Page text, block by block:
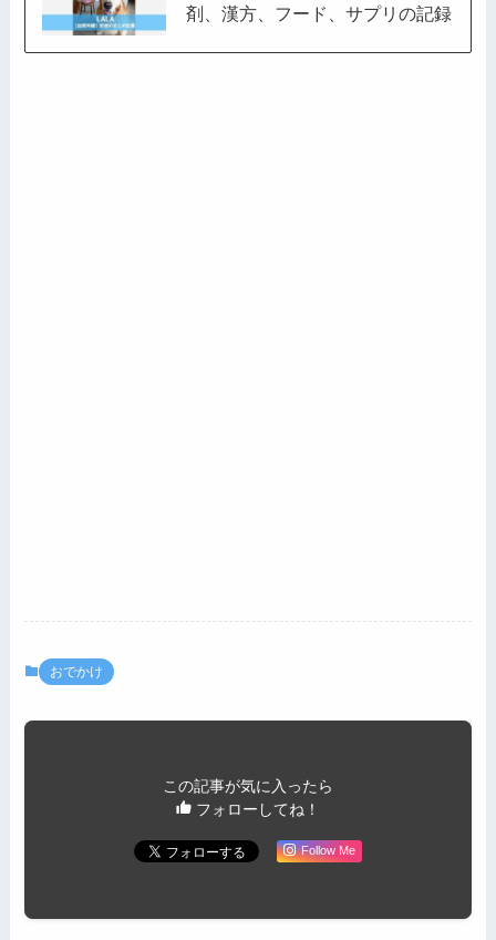
剤、漢方、フード、サプリの記録
おでかけ
この記事が気に入ったら
フォローしてね！
Follow Me